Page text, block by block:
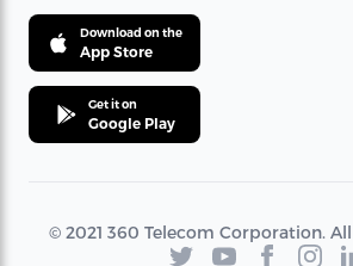
Download on the
App Store
Get it on
Google Play
© 2021 360 Telecom Corporation.